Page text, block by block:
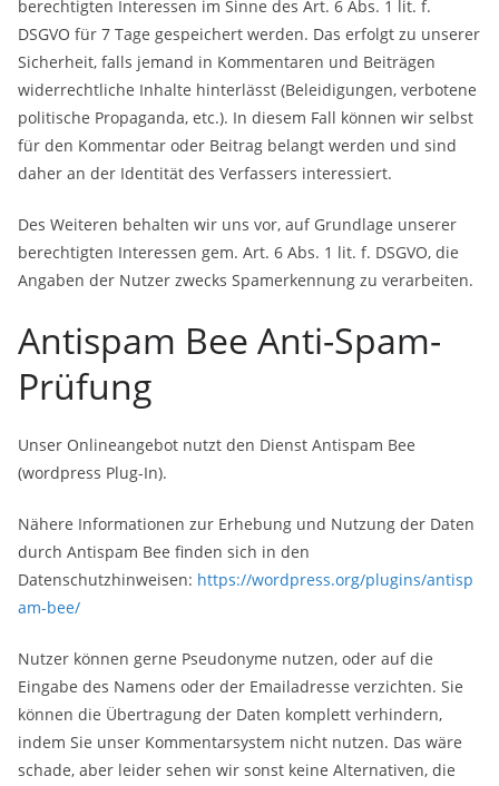
berechtigten Interessen im Sinne des Art. 6 Abs. 1 lit. f.
DSGVO für 7 Tage gespeichert werden. Das erfolgt zu unserer
Sicherheit, falls jemand in Kommentaren und Beiträgen
widerrechtliche Inhalte hinterlässt (Beleidigungen, verbotene
politische Propaganda, etc.). In diesem Fall können wir selbst
für den Kommentar oder Beitrag belangt werden und sind
daher an der Identität des Verfassers interessiert.
Des Weiteren behalten wir uns vor, auf Grundlage unserer
berechtigten Interessen gem. Art. 6 Abs. 1 lit. f. DSGVO, die
Angaben der Nutzer zwecks Spamerkennung zu verarbeiten.
Antispam Bee Anti-Spam-
Prüfung
Unser Onlineangebot nutzt den Dienst Antispam Bee
(wordpress Plug-In).
Nähere Informationen zur Erhebung und Nutzung der Daten
durch Antispam Bee finden sich in den
Datenschutzhinweisen: https://wordpress.org/plugins/antisp
am-bee/
Nutzer können gerne Pseudonyme nutzen, oder auf die
Eingabe des Namens oder der Emailadresse verzichten. Sie
können die Übertragung der Daten komplett verhindern,
indem Sie unser Kommentarsystem nicht nutzen. Das wäre
schade, aber leider sehen wir sonst keine Alternativen, die